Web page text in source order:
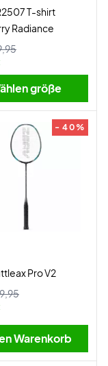
T-shirt
Radiance
größe
- 40%
Pro V2
Warenkorb